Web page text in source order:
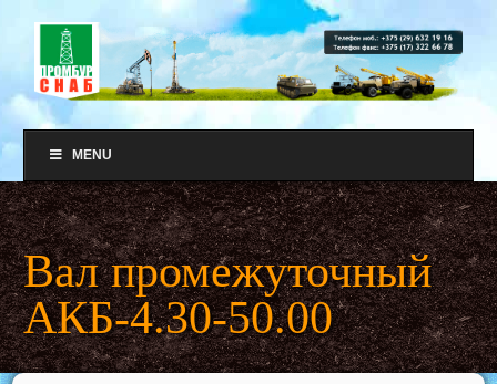
MENU
Вал промежуточный
АКБ-4.30-50.00